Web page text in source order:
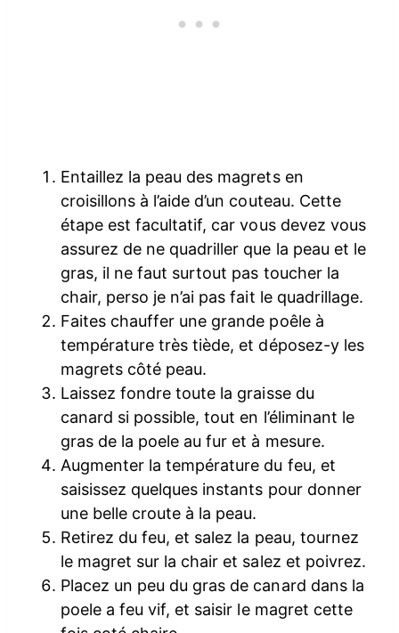
Entaillez la peau des magrets en
croisillons à l’aide d’un couteau. Cette
étape est facultatif, car vous devez vous
assurez de ne quadriller que la peau et le
gras, il ne faut surtout pas toucher la
chair, perso je n’ai pas fait le quadrillage.
Faites chauffer une grande poêle à
température très tiède, et déposez-y les
magrets côté peau.
Laissez fondre toute la graisse du
canard si possible, tout en l’éliminant le
gras de la poele au fur et à mesure.
Augmenter la température du feu, et
saisissez quelques instants pour donner
une belle croute à la peau.
Retirez du feu, et salez la peau, tournez
le magret sur la chair et salez et poivrez.
Placez un peu du gras de canard dans la
poele a feu vif, et saisir le magret cette